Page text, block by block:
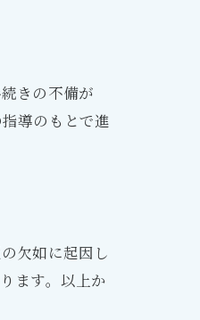
きの不備が
導のもとで進
欠如に起因し
ます。以上か